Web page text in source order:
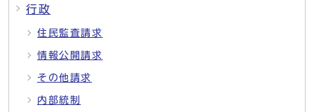
行政
住民監査請求
情報公開請求
その他請求
内部統制